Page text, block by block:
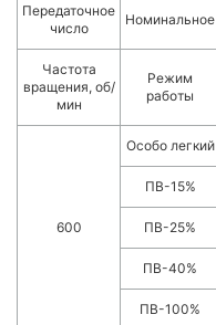
Передаточное
число
Номинальное
Частота
вращения, об/
мин
Режим
работы
600
Особо легкий
ПВ-15%
ПВ-25%
ПВ-40%
ПВ-100%